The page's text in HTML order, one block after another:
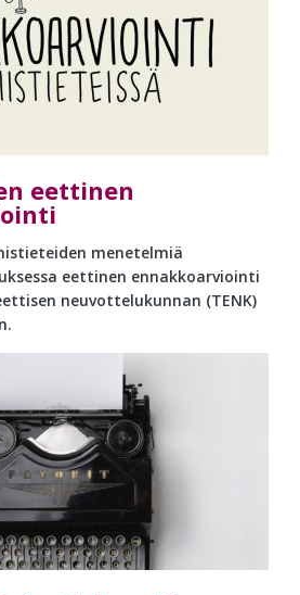
eettinen
menetelmiä
eettinen ennakkoarviointi
neuvottelukunnan (TENK)